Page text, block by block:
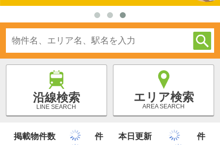
沿線検索
LINE SEARCH
エリア検索
AREA SEARCH
掲載物件数 件 本日更新
件